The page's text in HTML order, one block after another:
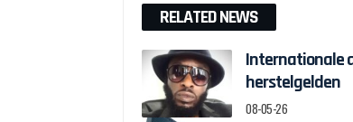
RELATED NEWS
Internationale
herstelgelden
08-05-26